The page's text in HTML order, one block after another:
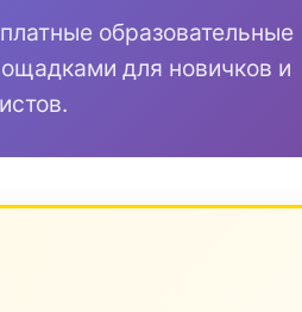
образовательные
для новичков и